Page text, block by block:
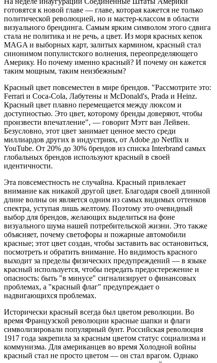
готовятся к новой главе — главе, которая кажется не только
политической революцией, но и мастер-классом в области
визуального брендинга. Самым ярким символом этого сдвига
стала не политика и не речь, а цвет. Из моря красных кепок
MAGA и выборных карт, залитых кармином, красный стал
синонимом популистского волнения, переопределяющего
Америку. Но почему именно красный? И почему он кажется
таким мощным, таким неизбежным?
Красный цвет повсеместен в мире брендов. "Рассмотрите это:
Ferrari и Coca-Cola, Лабутены и McDonald's, Prada и Heinz.
Красный цвет плавно перемещается между люксом и
доступностью. Это цвет, которому бренды доверяют, чтобы
произвести впечатление", — говорит Мэтт ван Лейвен.
Безусловно, этот цвет занимает ценное место среди
миллиардов других в индустриях, от Adobe до Netflix и
YouTube. От 20% до 30% брендов из списка Interbrand самых
глобальных брендов используют красный в своей
идентичности.
Эта повсеместность не случайна. Красный привлекает
внимание как никакой другой цвет. Благодаря своей длинной
длине волны он является одним из самых видимых оттенков
спектра, уступая лишь желтому. Поэтому это очевидный
выбор для брендов, желающих выделиться на фоне
визуального шума нашей потребительской жизни. Это также
объясняет, почему светофоры и пожарные автомобили
красные; этот цвет создан, чтобы заставить вас остановиться,
посмотреть и обратить внимание. Но видимость красного
выходит за пределы физических предупреждений — в языке
красный используется, чтобы передать предостережение и
опасность: быть "в минусе" сигнализирует о финансовых
проблемах, а "красный флаг" предупреждает о
надвигающихся проблемах.
Исторически красный всегда был цветом революции. Во
время Французской революции красные шапки и флаги
символизировали популярный бунт. Российская революция
1917 года закрепила за красным цветом статус социализма и
коммунизма. Для американцев во время Холодной войны
красный стал не просто цветом — он стал врагом. Однако